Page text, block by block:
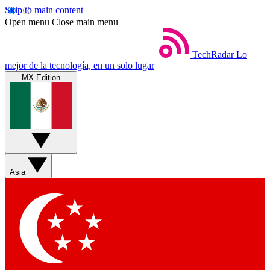
Skip to main content
Open menu Close main menu
TechRadar Lo
mejor de la tecnología, en un solo lugar
MX Edition
Asia